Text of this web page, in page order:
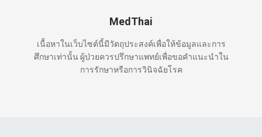
MedThai
เนื้อหาในเว็บไซต์นี้มีวัตถุประสงค์เพื่อให้ข้อมูลและการ
ศึกษาเท่านั้น ผู้ป่วยควรปรึกษาแพทย์เพื่อขอคำแนะนำใน
การรักษาหรือการวินิจฉัยโรค